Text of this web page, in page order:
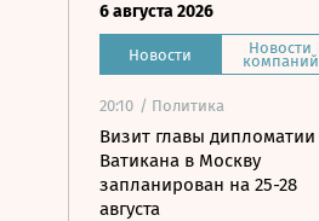
6 августа 2026
Новости Новости
компаний
20:10 / Политика
Визит главы дипломатии
Ватикана в Москву
запланирован на 25-28
августа